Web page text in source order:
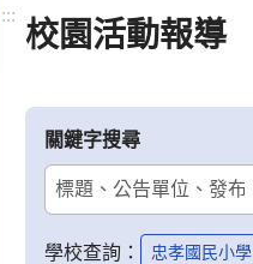
:::
校園活動報導
關鍵字搜尋
學校查詢： 忠孝國民小學